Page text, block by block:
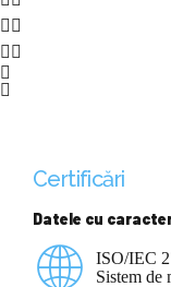
Certificări
Datele cu
ISO/IEC
Sistem de